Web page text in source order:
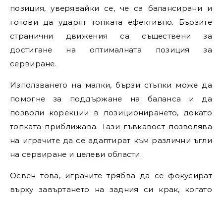
позиция, уверявайки се, че са балансирани и
готови да ударят топката ефективно. Бързите
странични движения са съществени за
достигане на оптималната позиция за
сервиране.
Използването на малки, бързи стъпки може да
помогне за поддържане на баланса и да
позволи корекции в позиционирането, докато
топката приближава. Тази гъвкавост позволява
на играчите да се адаптират към различни ъгли
на сервиране и целеви области.
Освен това, играчите трябва да се фокусират
върху завъртането на задния си крак, когато